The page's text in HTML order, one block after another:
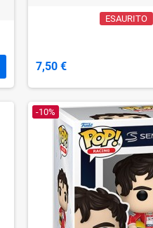
ESAURITO
7,50 €
-10%